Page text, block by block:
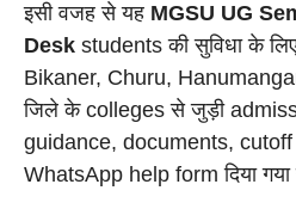
इसी वजह से यह MGSU UG
Desk students की सुविधा के
Bikaner, Churu,
जिले के colleges से जुड़ी
guidance, documents, cutoff
WhatsApp help form दिया गया